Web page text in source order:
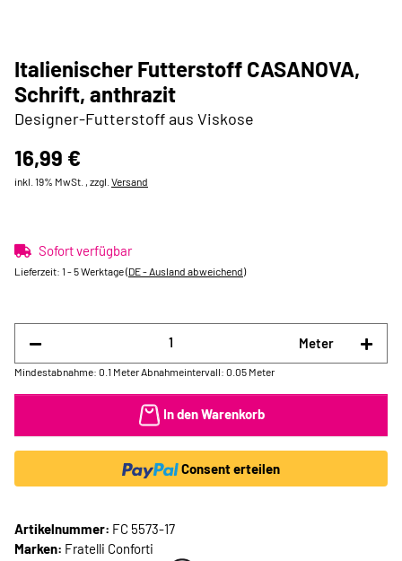
Italienischer Futterstoff CASANOVA,
Schrift, anthrazit
Designer-Futterstoff aus Viskose
16,99 €
inkl. 19% MwSt. , zzgl. Versand
Sofort verfügbar
Lieferzeit: 1 - 5 Werktage(DE - Ausland abweichend)
Meter
Mindestabnahme: 0.1 Meter Abnahmeintervall: 0.05 Meter
In den Warenkorb
Consent erteilen
Artikelnummer: FC 5573-17
Marken: Fratelli Conforti